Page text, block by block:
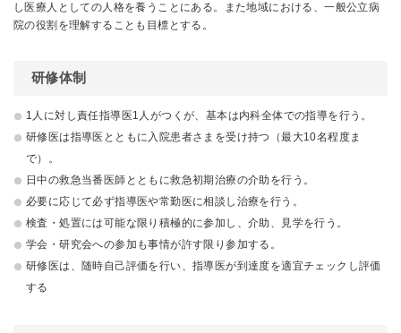
し医療人としての人格を養うことにある。また地域における、一般公立病
院の役割を理解することも目標とする。
研修体制
1人に対し責任指導医1人がつくが、基本は内科全体での指導を行う。
研修医は指導医とともに入院患者さまを受け持つ（最大10名程度ま
で）。
日中の救急当番医師とともに救急初期治療の介助を行う。
必要に応じて必ず指導医や常勤医に相談し治療を行う。
検査・処置には可能な限り積極的に参加し、介助、見学を行う。
学会・研究会への参加も事情が許す限り参加する。
研修医は、随時自己評価を行い、指導医が到達度を適宜チェックし評価
する